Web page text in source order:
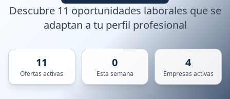
Descubre 11 oportunidades laborales que se
adaptan a tu perfil profesional
11
Ofertas activas
0
Esta semana
4
Empresas activas